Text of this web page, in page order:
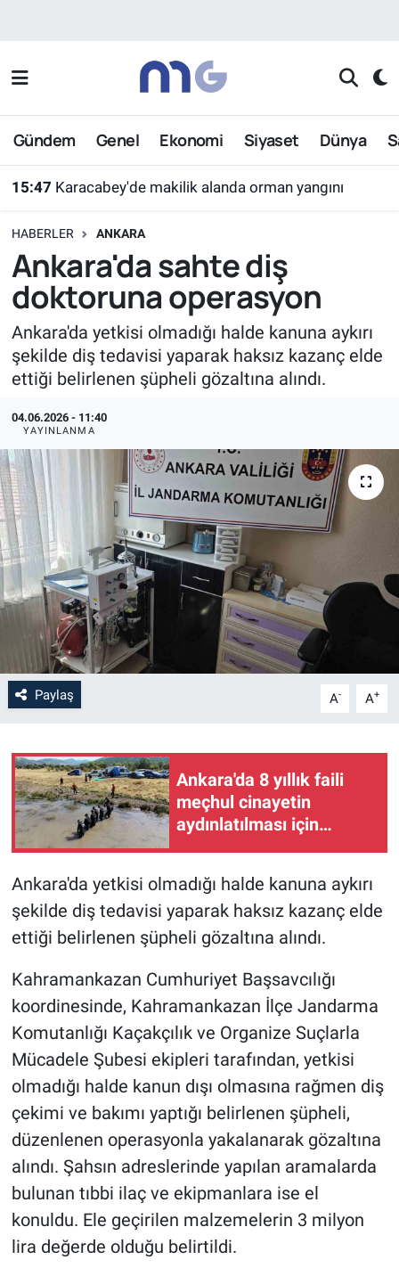
Gündem Genel Ekonomi Siyaset Dünya
15:47 Karacabey'de makilik alanda orman yangını
HABERLER ANKARA
Ankara'da sahte diş
doktoruna operasyon
Ankara'da yetkisi olmadığı halde kanuna aykırı
şekilde diş tedavisi yaparak haksız kazanç elde
ettiği belirlenen şüpheli gözaltına alındı.
04.06.2026 - 11:40
YAYINLANMA
Paylaş A- A+
Ankara'da 8 yıllık faili
meçhul cinayetin
aydınlatılması için
Ankara'da yetkisi olmadığı halde kanuna aykırı
şekilde diş tedavisi yaparak haksız kazanç elde
ettiği belirlenen şüpheli gözaltına alındı.
Kahramankazan Cumhuriyet Başsavcılığı
koordinesinde, Kahramankazan İlçe Jandarma
Komutanlığı Kaçakçılık ve Organize Suçlarla
Mücadele Şubesi ekipleri tarafından, yetkisi
olmadığı halde kanun dışı olmasına rağmen diş
çekimi ve bakımı yaptığı belirlenen şüpheli,
düzenlenen operasyonla yakalanarak gözaltına
alındı. Şahsın adreslerinde yapılan aramalarda
bulunan tıbbi ilaç ve ekipmanlara ise el
konuldu. Ele geçirilen malzemelerin 3 milyon
lira değerde olduğu belirtildi.
Nöbetçi Eczaneler
Hava Durumu
Süper Lig Puan Durumu ve Fikstür
Tüm Manşetler
Son Dakika Haberleri
Haber Arşivi